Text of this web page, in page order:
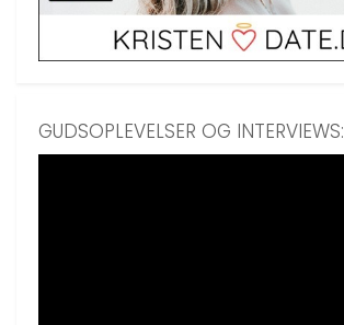
GUDSOPLEVELSER OG INTERVIEWS: